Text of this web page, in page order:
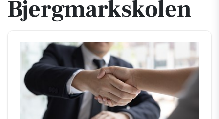
Bjergmarkskolen